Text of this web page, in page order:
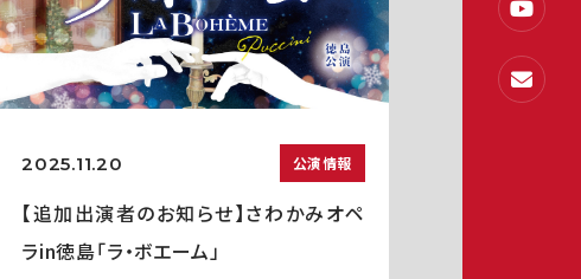
2025.11.20 公演情報
【追加出演者のお知らせ】さわかみオペ
ラin徳島「ラ・ボエーム」